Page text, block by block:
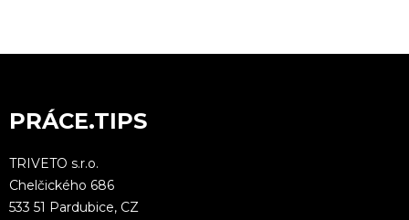
PRÁCE.TIPS
TRIVETO s.r.o.
Chelčického 686
533 51 Pardubice, CZ